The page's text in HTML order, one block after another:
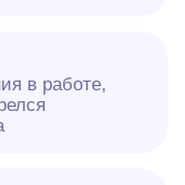
в работе,